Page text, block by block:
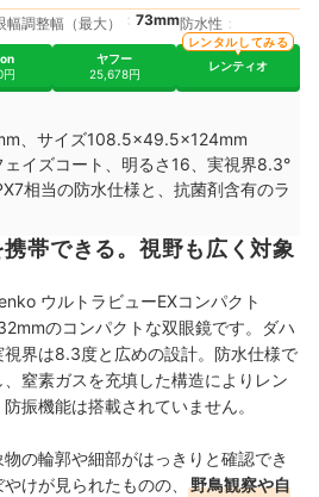
幅調整幅（最大） 73mm防水性
円
ヤフー
25,678円
レンティオ
レンタルしてみる
、サイズ108.5×49.5×124mm
イズコート、明るさ16、実視界8.3°
相当の防水仕様と、抗菌剤含有のラ
帯できる。視野も広く対象
ウルトラビューEXコンパクト
のコンパクトな双眼鏡です。ダハ
界は8.3度と広めの設計。防水仕様で
窒素ガスを充填した構造によりレン
振機能は搭載されていません。
の輪郭や細部がはっきりと確認でき
けが見られたものの、
野鳥観察や自